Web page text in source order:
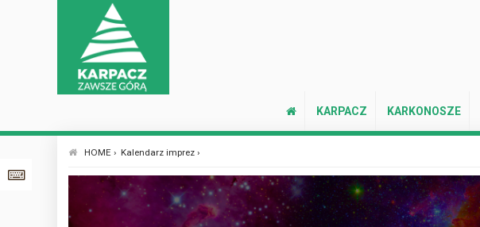
KARPACZ KARKONOSZE
HOME › Kalendarz imprez ›